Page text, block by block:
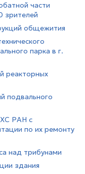
части
зрителей
общежития
парка в г.
реакторных
подвального
РАН с
по их ремонту
над трибунами
здания